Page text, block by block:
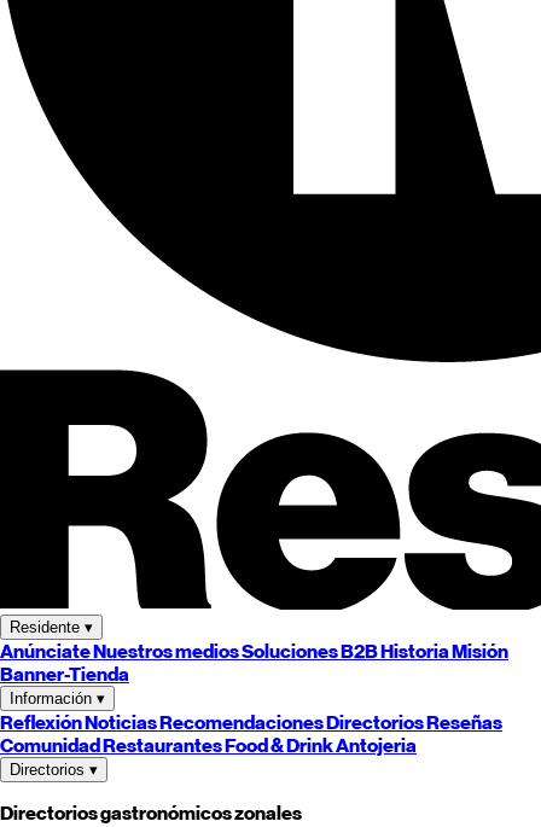
Residente ▾
AnúnciateNuestros mediosSoluciones B2BHistoriaMisión
Banner-Tienda
Información ▾
ReflexiónNoticiasRecomendacionesDirectoriosReseñas
ComunidadRestaurantesFood & DrinkAntojeria
Directorios ▾
Directorios gastronómicos zonales